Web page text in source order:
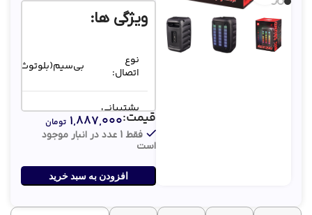
ویژگی ها:
نوع
اتصال:
بی‌سیم(بلوتوث)
پشتیبانی
از
کارت‌های
حافظه
مموری:
✅ (فلش مموری
فقط 1 عدد در انبار موجود
است
افزودن به سبد خرید
قیمت:۱,۸۸۷,۰۰۰ تومان